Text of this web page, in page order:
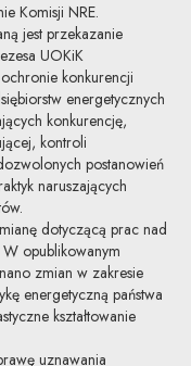
Komisji NRE.
jest przekazanie
UOKiK
konkurencji
energetycznych
konkurencję,
kontroli
postanowień
naruszających
dotyczącą prac nad
opublikowanym
zmian w zakresie
energetyczną państwa
kształtowanie
uznawania